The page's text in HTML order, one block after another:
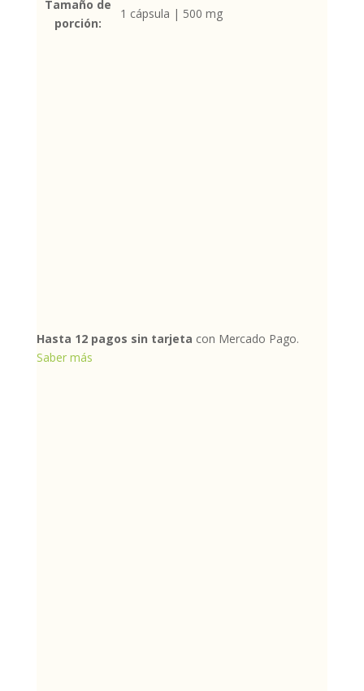
Tamaño de
porción:
1 cápsula | 500 mg
Hasta 12 pagos sin tarjeta con Mercado Pago.
Saber más